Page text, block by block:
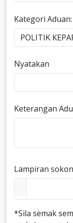
Kategori
Nyatakan
Keterangan
Lampiran
*Sila semak